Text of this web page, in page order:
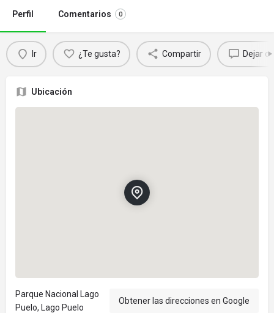
Perfil Comentarios 0
Ir ¿Te gusta? Compartir Dejar
Ubicación
Parque Nacional Lago
Puelo, Lago Puelo
Obtener las direcciones en Google